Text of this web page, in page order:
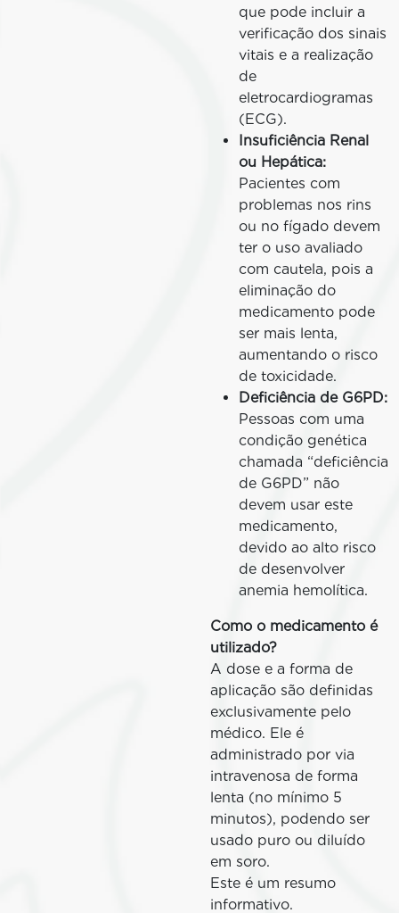
que pode incluir a
verificação dos sinais
vitais e a realização
de
eletrocardiogramas
(ECG).
Insuficiência Renal
ou Hepática:
Pacientes com
problemas nos rins
ou no fígado devem
ter o uso avaliado
com cautela, pois a
eliminação do
medicamento pode
ser mais lenta,
aumentando o risco
de toxicidade.
Deficiência de G6PD:
Pessoas com uma
condição genética
chamada “deficiência
de G6PD” não
devem usar este
medicamento,
devido ao alto risco
de desenvolver
anemia hemolítica.
Como o medicamento é
utilizado?
A dose e a forma de
aplicação são definidas
exclusivamente pelo
médico. Ele é
administrado por via
intravenosa de forma
lenta (no mínimo 5
minutos), podendo ser
usado puro ou diluído
em soro.
Este é um resumo
informativo.